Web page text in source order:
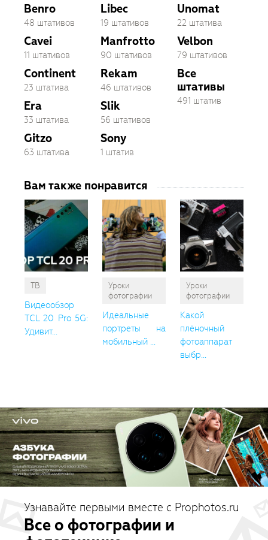
Benro
48 штативов
Cavei
11 штативов
Continent
23 штатива
Era
33 штатива
Gitzo
63 штатива
Libec
19 штативов
Manfrotto
90 штативов
Rekam
46 штативов
Slik
56 штативов
Sony
1 штатив
Unomat
22 штатива
Velbon
79 штативов
Все
штативы
491 штатив
Вам также понравится
ТВ
Видеообзор
TCL 20 Pro 5G:
Удивит...
Уроки
фотографии
Идеальные
портреты на
мобильный ...
Уроки
фотографии
Какой
плёночный
фотоаппарат
выбр...
Узнавайте первыми вместе с Prophotos.ru
Все о фотографии и